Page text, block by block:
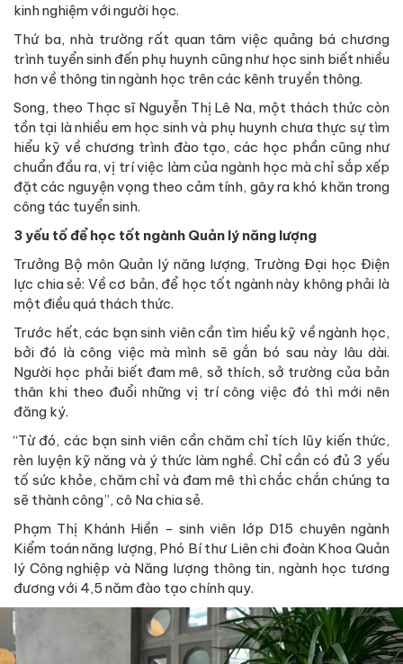
kinh nghiệm với người học.
Thứ ba, nhà trường rất quan tâm việc quảng bá chương
trình tuyển sinh đến phụ huynh cũng như học sinh biết nhiều
hơn về thông tin ngành học trên các kênh truyền thông.
Song, theo Thạc sĩ Nguyễn Thị Lê Na, một thách thức còn
tồn tại là nhiều em học sinh và phụ huynh chưa thực sự tìm
hiểu kỹ về chương trình đào tạo, các học phần cũng như
chuẩn đầu ra, vị trí việc làm của ngành học mà chỉ sắp xếp
đặt các nguyện vọng theo cảm tính, gây ra khó khăn trong
công tác tuyển sinh.
3 yếu tố để học tốt ngành Quản lý năng lượng
Trưởng Bộ môn Quản lý năng lượng, Trường Đại học Điện
lực chia sẻ: Về cơ bản, để học tốt ngành này không phải là
một điều quá thách thức.
Trước hết, các bạn sinh viên cần tìm hiểu kỹ về ngành học,
bởi đó là công việc mà mình sẽ gắn bó sau này lâu dài.
Người học phải biết đam mê, sở thích, sở trường của bản
thân khi theo đuổi những vị trí công việc đó thì mới nên
đăng ký.
“Từ đó, các bạn sinh viên cần chăm chỉ tích lũy kiến thức,
rèn luyện kỹ năng và ý thức làm nghề. Chỉ cần có đủ 3 yếu
tố sức khỏe, chăm chỉ và đam mê thì chắc chắn chúng ta
sẽ thành công”, cô Na chia sẻ.
Phạm Thị Khánh Hiền - sinh viên lớp D15 chuyên ngành
Kiểm toán năng lượng, Phó Bí thư Liên chi đoàn Khoa Quản
lý Công nghiệp và Năng lượng thông tin, ngành học tương
đương với 4,5 năm đào tạo chính quy.